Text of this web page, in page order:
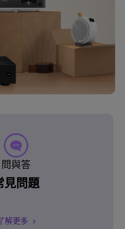
問與答
見問題
解更多